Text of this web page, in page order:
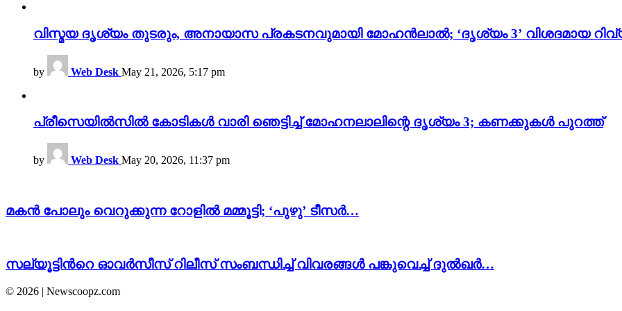
വിസ്മയ ദൃശ്യം തുടരും, അനായാസ പ്രകടനവുമായി മോഹൻലാൽ; ‘ദൃശ്യം 3’ വിശദമായ
by Web Desk May 21, 2026, 5:17 pm
പ്രീസെയിൽസിൽ കോടികൾ വാരി ഞെട്ടിച്ച് മോഹനലാലിന്റെ ദൃശ്യം 3; കണക്കുകൾ പുറത്ത്
by Web Desk May 20, 2026, 11:37 pm
മകന്‍ പോലും വെറുക്കുന്ന റോളില്‍ മമ്മൂട്ടി; ‘പുഴു’ ടീസർ…
സല്യൂട്ടിന്‍റെ ഓവർസീസ് റിലീസ് സംബന്ധിച്ച് വിവരങ്ങൾ പങ്കുവെച്ച് ദുൽഖർ…
© 2026 | Newscoopz.com